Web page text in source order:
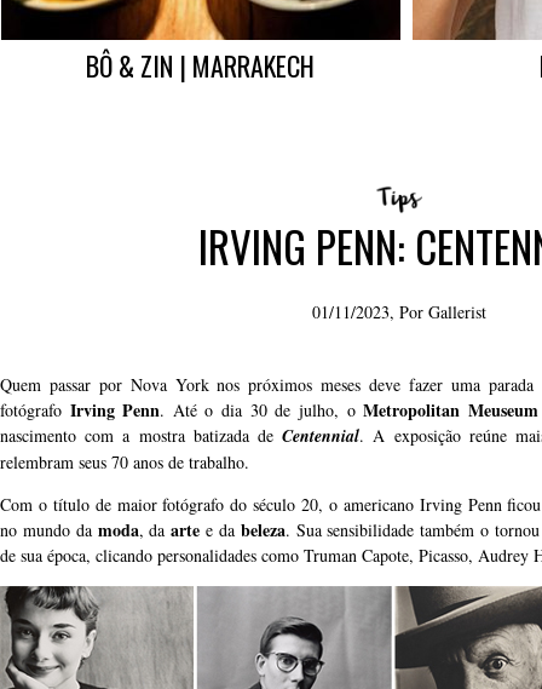
BÔ & ZIN | MARRAKECH
IRVING PENN:
01/11/2023, Por Gallerist
Quem passar por Nova York nos próximos meses deve fazer uma
fotógrafo Irving Penn. Até o dia 30 de julho, oMetropolitan
nascimento com a mostra batizada deCentennial. A exposição reúne
relembram seus 70 anos de trabalho.
Com o título de maior fotógrafo do século 20, o americano Irving Penn
no mundo da moda, daarte e da beleza. Sua sensibilidade também o
de sua época, clicando personalidades como Truman Capote, Picasso, Audrey